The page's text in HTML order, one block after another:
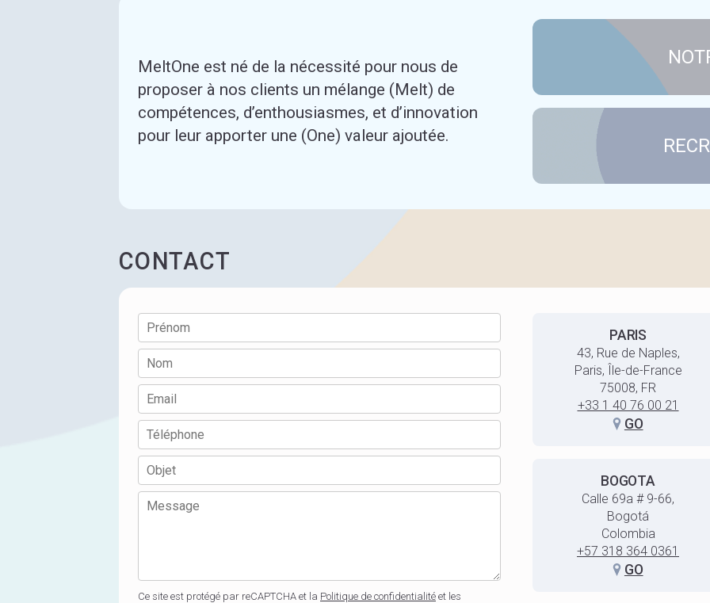
MeltOne est né de la nécessité pour nous de
proposer à nos clients un mélange (Melt) de
compétences, d’enthousiasmes, et d’innovation
pour leur apporter une (One) valeur ajoutée.
CONTACT
Ce site est protégé par reCAPTCHA et la Politique de confidentialité et les
PARIS
43, Rue de Naples,
Paris, Île-de-France
75008, FR
+33 1 40 76 00 21
GO
BOGOTA
Calle 69a # 9-66,
Bogotá
Colombia
+57 318 364 0361
GO